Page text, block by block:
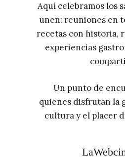
Aquí celebramos los
unen: reuniones en
recetas con historia,
experiencias
Un punto de
quienes disfrutan la
cultura y el placer